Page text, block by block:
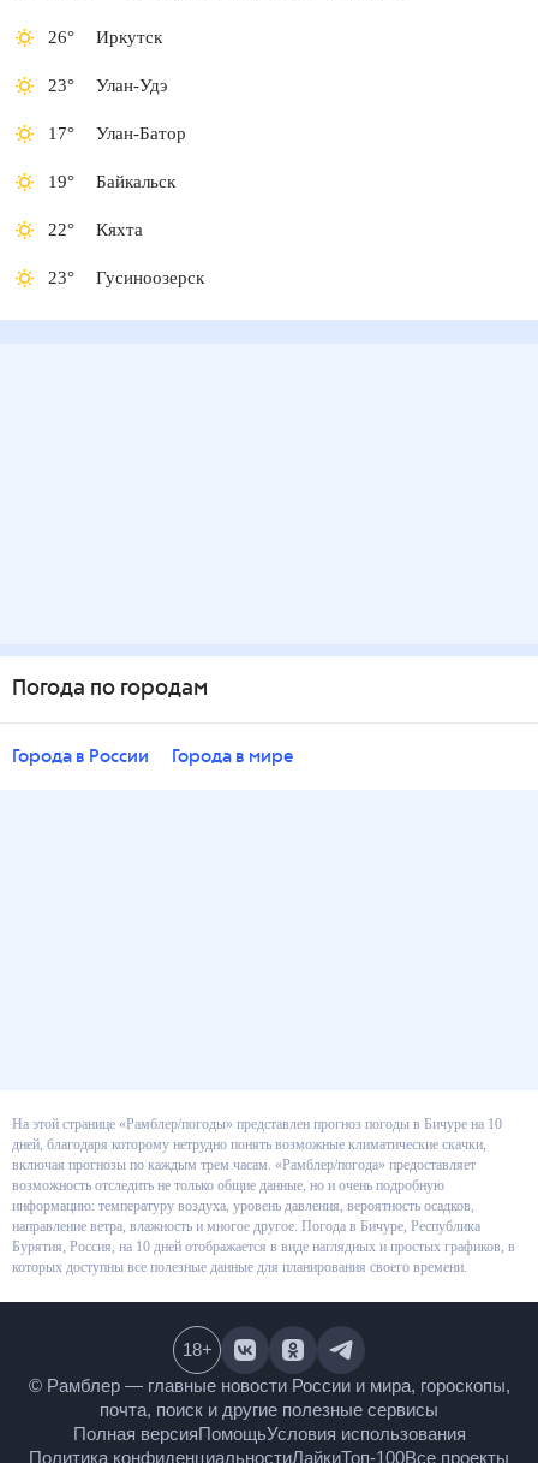
26° Иркутск
23° Улан-Удэ
17° Улан-Батор
19° Байкальск
22° Кяхта
23° Гусиноозерск
Погода по городам
Города в России Города в мире
На этой странице «Рамблер/погоды» представлен прогноз погоды в
Бичуре на 10 дней, благодаря которому нетрудно понять возможные
климатические скачки, включая прогнозы по каждым трем часам.
«Рамблер/погода» предоставляет возможность отследить не только
общие данные, но и очень подробную информацию: температуру воздуха,
уровень давления, вероятность осадков, направление ветра, влажность и
многое другое. Погода в Бичуре, Республика Бурятия, Россия, на 10 дней
отображается в виде наглядных и простых графиков, в которых доступны
© Рамблер — главные новости России и мира,
гороскопы, почта, поиск и другие полезные сервисы
Полная версияПомощьУсловия использования
18+